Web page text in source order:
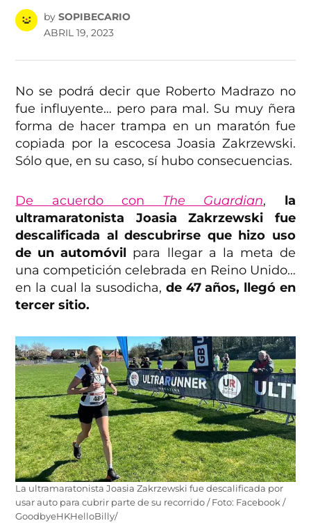
by SOPIBECARIO
ABRIL 19, 2023
No se podrá decir que Roberto Madrazo no
fue influyente… pero para mal. Su muy ñera
forma de hacer trampa en un maratón fue
copiada por la escocesa Joasia Zakrzewski.
Sólo que, en su caso, sí hubo consecuencias.
De acuerdo con The Guardian, la
ultramaratonista Joasia Zakrzewski fue
descalificada al descubrirse que hizo uso
de un automóvil para llegar a la meta de
una competición celebrada en Reino Unido…
en la cual la susodicha, de 47 años, llegó en
tercer sitio.
La ultramaratonista Joasia Zakrzewski fue descalificada por
usar auto para cubrir parte de su recorrido / Foto: Facebook /
GoodbyeHKHelloBilly/